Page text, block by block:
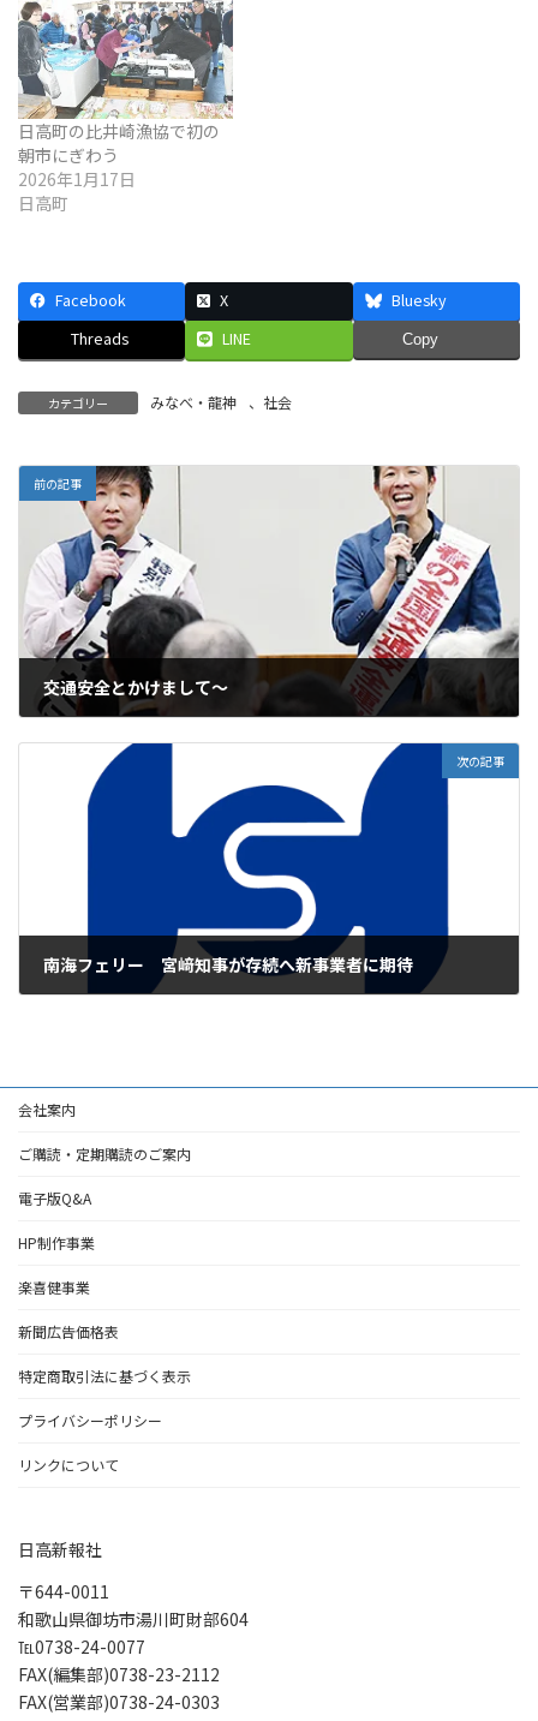
日高町の比井崎漁協で初の
朝市にぎわう
2026年1月17日
日高町
Facebook X
Bluesky
Threads
LINE Copy
カテゴリー みなべ・龍神 、 社会
前の記事
交通安全とかけまして～
次の記事
南海フェリー 宮﨑知事が存続へ新事業者に期待
会社案内
ご購読・定期購読のご案内
電子版Q&A
HP制作事業
楽喜健事業
新聞広告価格表
特定商取引法に基づく表示
プライバシーポリシー
リンクについて
日高新報社
〒644-0011
和歌山県御坊市湯川町財部604
℡0738-24-0077
FAX(編集部)0738-23-2112
FAX(営業部)0738-24-0303